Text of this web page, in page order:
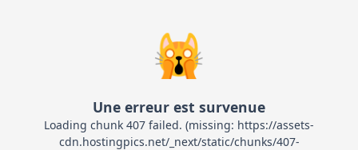
🙀
Une erreur est survenue
Loading chunk 407 failed. (missing: https://assets-
cdn.hostingpics.net/_next/static/chunks/407-